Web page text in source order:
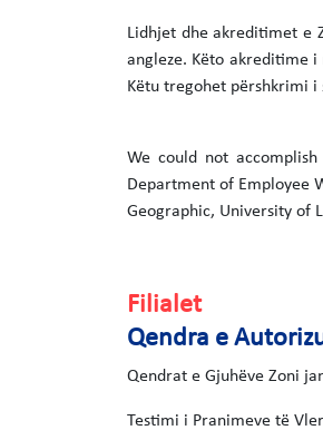
Lidhjet dhe akreditimet e
angleze. Këto akreditime
Këtu tregohet përshkrimi i
We could not accomplish
Department of Employee
Geographic, University of
Filialet
Qendra e
Qendrat e Gjuhëve Zoni
Testimi i Pranimeve të